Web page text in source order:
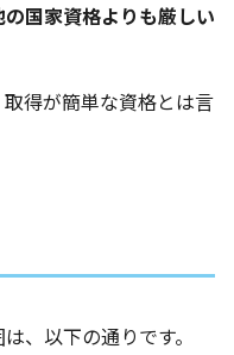
の国家資格よりも厳しい
得が簡単な資格とは言
、以下の通りです。